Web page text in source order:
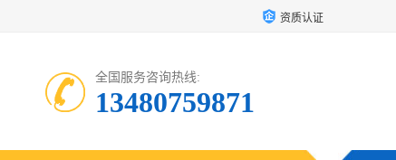
资质认证
全国服务咨询热线:
13480759871